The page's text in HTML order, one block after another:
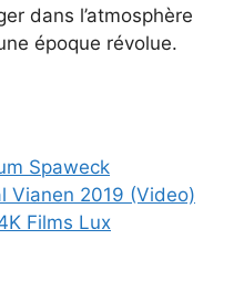
dans l’atmosphère
époque révolue.
Spaweck
Vianen 2019 (Video)
Films Lux